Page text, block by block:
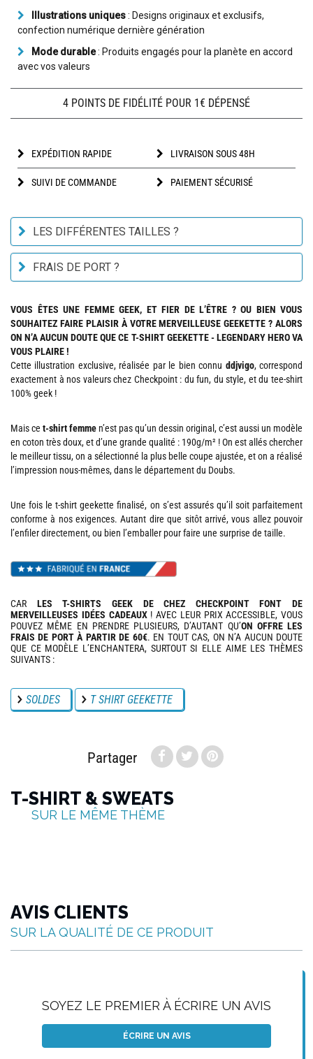
Illustrations uniques: Designs originaux et exclusifs,
confection numérique dernière génération
Mode durable: Produits engagés pour la planète en accord
avec vos valeurs
4 POINTS DE FIDÉLITÉ POUR 1€ DÉPENSÉ
EXPÉDITION RAPIDE LIVRAISON SOUS 48H
SUIVI DE COMMANDE PAIEMENT SÉCURISÉ
LES DIFFÉRENTES TAILLES ?
FRAIS DE PORT ?
VOUS ÊTES UNE FEMME GEEK, ET FIER DE L’ÊTRE ? OU BIEN VOUS
SOUHAITEZ FAIRE PLAISIR À VOTRE MERVEILLEUSE GEEKETTE ? ALORS
ON N’A AUCUN DOUTE QUE CE T-SHIRT GEEKETTE - LEGENDARY HERO VA
VOUS PLAIRE !
Cette illustration exclusive, réalisée par le bien connu ddjvigo, correspond
exactement à nos valeurs chez Checkpoint : du fun, du style, et du tee-shirt
100% geek !
Mais ce t-shirt femme n’est pas qu’un dessin original, c’est aussi un modèle
en coton très doux, et d’une grande qualité : 190g/m² ! On est allés chercher
le meilleur tissu, on a sélectionné la plus belle coupe ajustée, et on a réalisé
l’impression nous-mêmes, dans le département du Doubs.
Une fois le t-shirt geekette finalisé, on s’est assurés qu’il soit parfaitement
conforme à nos exigences. Autant dire que sitôt arrivé, vous allez pouvoir
l’enfiler directement, ou bien l’emballer pour faire une surprise de taille.
CAR LES T-SHIRTS GEEK DE CHEZ CHECKPOINT FONT DE
MERVEILLEUSES IDÉES CADEAUX! AVEC LEUR PRIX ACCESSIBLE, VOUS
POUVEZ MÊME EN PRENDRE PLUSIEURS, D’AUTANT QU’ON OFFRE LES
FRAIS DE PORT À PARTIR DE 60€. EN TOUT CAS, ON N’A AUCUN DOUTE
QUE CE MODÈLE L’ENCHANTERA, SURTOUT SI ELLE AIME LES THÈMES
SUIVANTS :
SOLDES T SHIRT GEEKETTE
Partager
T-SHIRT & SWEATS
SUR LE MÊME THÈME
AVIS CLIENTS
SUR LA QUALITÉ DE CE PRODUIT
SOYEZ LE PREMIER À ÉCRIRE UN AVIS
ÉCRIRE UN AVIS